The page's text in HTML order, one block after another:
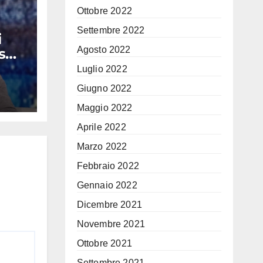
Ottobre 2022
Settembre 2022
Agosto 2022
Luglio 2022
Giugno 2022
Maggio 2022
Aprile 2022
Marzo 2022
Febbraio 2022
Gennaio 2022
Dicembre 2021
Novembre 2021
Ottobre 2021